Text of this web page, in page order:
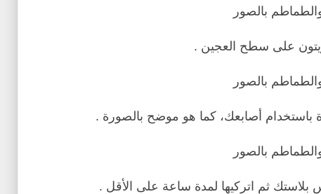
على سطح العجين .
أصابعك، كما هو موضح بالصورة .
ثم اتركيها لمدة ساعة على الأقل .